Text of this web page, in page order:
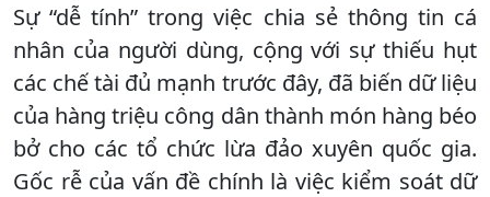
Sự “dễ tính” trong việc chia sẻ thông tin cá
nhân của người dùng, cộng với sự thiếu hụt
các chế tài đủ mạnh trước đây, đã biến dữ liệu
của hàng triệu công dân thành món hàng béo
bở cho các tổ chức lừa đảo xuyên quốc gia.
Gốc rễ của vấn đề chính là việc kiểm soát dữ